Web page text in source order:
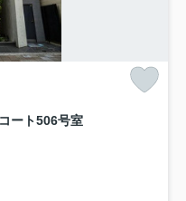
ート506号室